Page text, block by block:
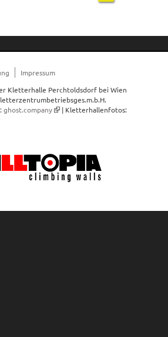
Impressum
Kletterhalle Perchtoldsdorf bei Wien
ghost.company
| Kletterhallenfotos: